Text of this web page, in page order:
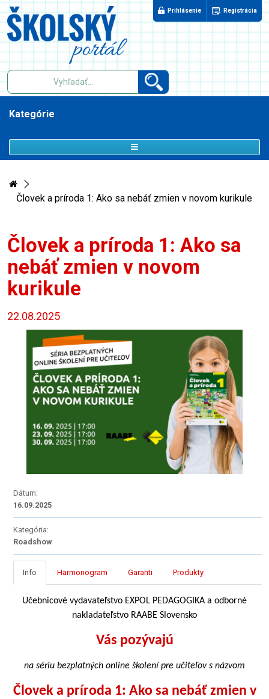
Prihlásenie Registrácia
Kategórie
Človek a príroda 1: Ako sa nebáť zmien v novom kurikule
Človek a príroda 1: Ako sa
nebáť zmien v novom
kurikule
22.08.2025
Dátum:
16.09.2025
Kategória:
Roadshow
Info Harmonogram Garanti Produkty
Učebnicové vydavateľstvo EXPOL PEDAGOGIKA a odborné
nakladateľstvo RAABE Slovensko
Vás pozývajú
na sériu bezplatných online školení pre učiteľov s názvom
Človek a príroda 1: Ako sa nebáť zmien v